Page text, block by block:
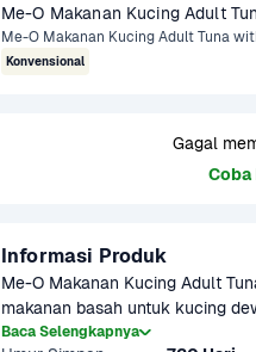
Me-O Makanan Kucing Adult
Me-O Makanan Kucing Adult Tuna
Konvensional
Gagal
Coba
Informasi Produk
Me-O Makanan Kucing Adult
makanan basah untuk kucing
dan ayam dalam jelly lezat.
Baca Selengkapnya